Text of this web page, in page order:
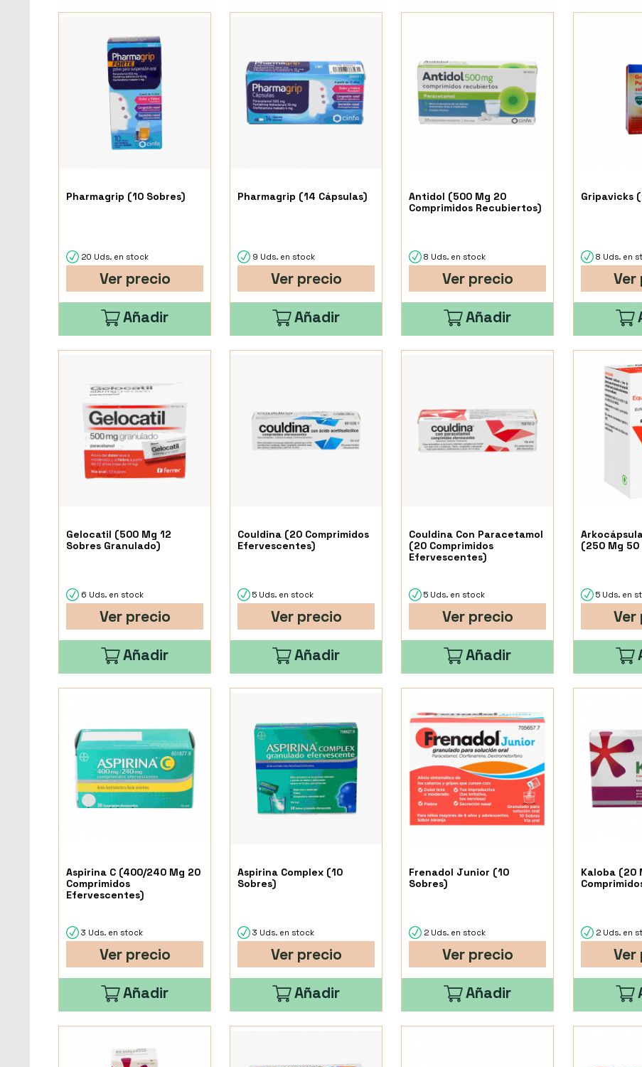
Pharmagrip (10 Sobres)
20 Uds. en stock
Ver precio
Añadir
Pharmagrip (14 Cápsulas)
9 Uds. en stock
Ver precio
Añadir
Antidol (500 Mg 20
Comprimidos Recubiertos)
8 Uds. en stock
Ver precio
Añadir
Gripavicks
8 Uds. en
Ver
Gelocatil (500 Mg 12
Sobres Granulado)
6 Uds. en stock
Ver precio
Añadir
Couldina (20 Comprimidos
Efervescentes)
5 Uds. en stock
Ver precio
Añadir
Couldina Con Paracetamol
(20 Comprimidos
Efervescentes)
5 Uds. en stock
Ver precio
Añadir
(250 Mg 50
5 Uds. en
Ver
Aspirina C (400/240 Mg 20
Comprimidos
Efervescentes)
3 Uds. en stock
Ver precio
Añadir
Aspirina Complex (10
Sobres)
3 Uds. en stock
Ver precio
Añadir
Frenadol Junior (10
Sobres)
2 Uds. en stock
Ver precio
Añadir
Kaloba (20
2 Uds. en
Ver